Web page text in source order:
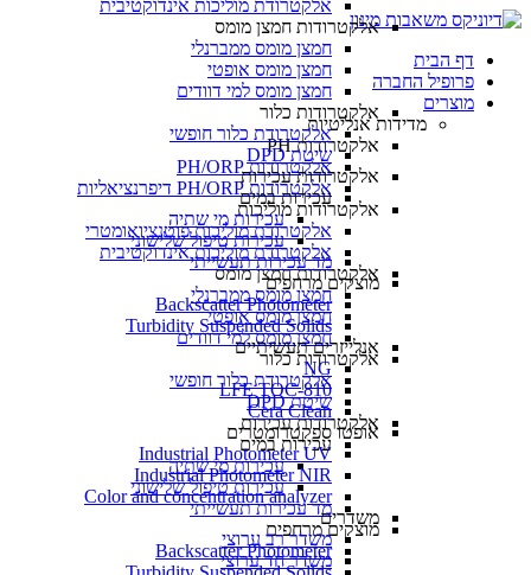
דף הבית
פרופיל החברה
מוצרים
מדידות אנליטיות
אלקטרודות PH
אלקטרודות PH/ORP
אלקטרודות PH/ORP דיפרנציאליות
אלקטרודות מוליכות
אלקטרודת מוליכות פוטנציואומטרי
אלקטרודת מוליכות אינדוקטיבית
אלקטרודות חמצן מומס
חמצן מומס ממברנלי
חמצן מומס אופטי
חמצן מומס למי דוודים
אלקטרודות כלור
אלקטרודת כלור חופשי
שיטת DPD
אלקטרודות עכירות
עכירות במים
עכירות מי שתיה
עכירות טיפול שלישוני
מד עכירות תעשייתי
מוצקים מרחפים
Backscatter Photometer
אלקטרודת מוליכות אינדוקטיבית
אלקטרודות חמצן מומס
חמצן מומס ממברנלי
חמצן מומס אופטי
חמצן מומס למי דוודים
אלקטרודות כלור
אלקטרודת כלור חופשי
שיטת DPD
אלקטרודות עכירות
עכירות במים
עכירות מי שתיה
עכירות טיפול שלישוני
מד עכירות תעשייתי
מוצקים מרחפים
Backscatter Photometer
Turbidity Suspended Solids
אנלייזרים תעשיתיים
NG
LFE TOC-810
Cera Clean​
אופטו ספקטרומטרים
Industrial Photometer UV
Industrial Photometer NIR
Color and concentration analyzer
משדרים
משדר רב ערוצי
משדר חד ערוצי